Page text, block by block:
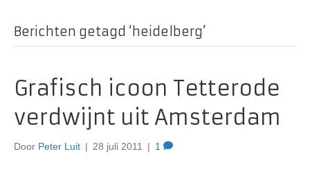
Berichten getagd ‘heidelberg’
Grafisch icoon Tetterode
verdwijnt uit Amsterdam
Door Peter Luit | 28 juli 2011 | 1